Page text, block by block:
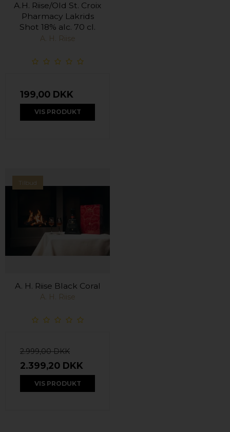
A.H. Riise/Old St. Croix
Pharmacy Lakrids
Shot 18% alc. 70 cl.
A. H. Riise
199,00 DKK
VIS PRODUKT
Tilbud
A. H. Riise Black Coral
A. H. Riise
2.999,00 DKK
2.399,20 DKK
VIS PRODUKT